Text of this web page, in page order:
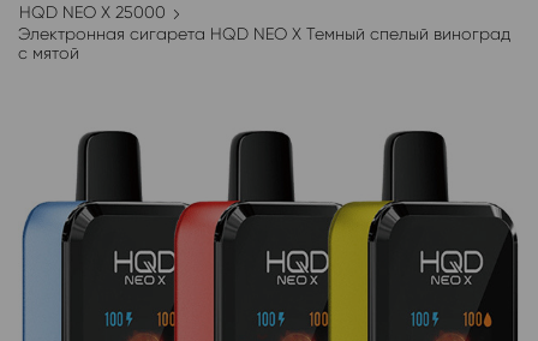
HQD NEO X 25000
Электронная сигарета HQD NEO X Темный спелый виноград
с мятой